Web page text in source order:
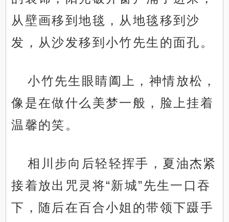
从壁画移到地毯，从地毯移到沙
发，从沙发移到小竹先生的面孔。
小竹先生眼睛阖上，神情放松，
像是在做什么美梦一般，脸上挂着
温馨的笑。
相川步向后轻轻挥手，夏油杰紧
接着放出咒灵将“新城”先生一口吞
下，随后在百合小姐的带领下蹑手